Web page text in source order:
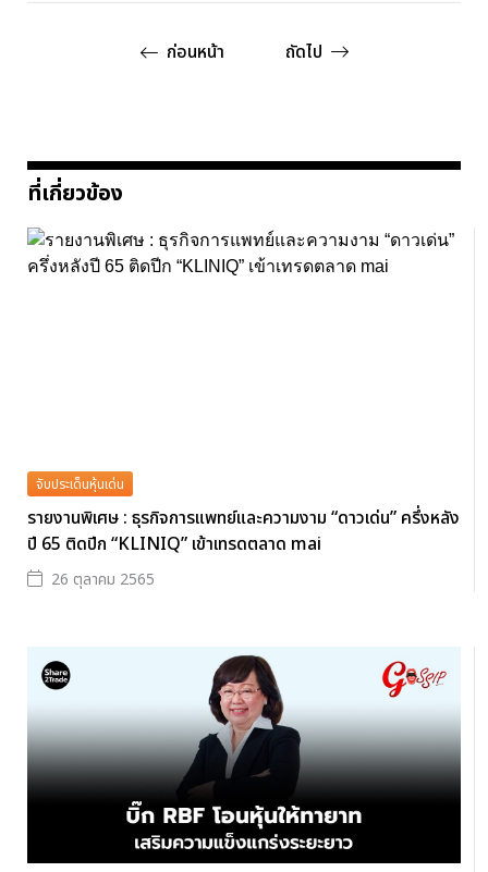
ก่อนหน้า ถัดไป
ที่เกี่ยวข้อง
จับประเด็นหุ้นเด่น
รายงานพิเศษ : ธุรกิจการแพทย์และความงาม “ดาวเด่น” ครึ่งหลัง
ปี 65 ติดปีก “KLINIQ” เข้าเทรดตลาด mai
26 ตุลาคม 2565